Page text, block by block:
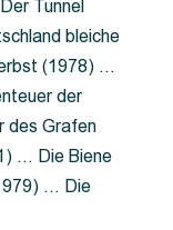
Tunnel
bleiche
(1978) …
der
des Grafen
… Die Biene
… Die